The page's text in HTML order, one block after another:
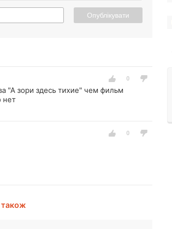
Опублікувати
"А зори здесь тихие" чем фильм
нет
також